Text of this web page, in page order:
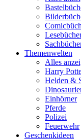
Themenwelten
Alles
Harry
Helden &
Einhörner
Pferde
Polizei
Feuerwehr
Geschenkideen